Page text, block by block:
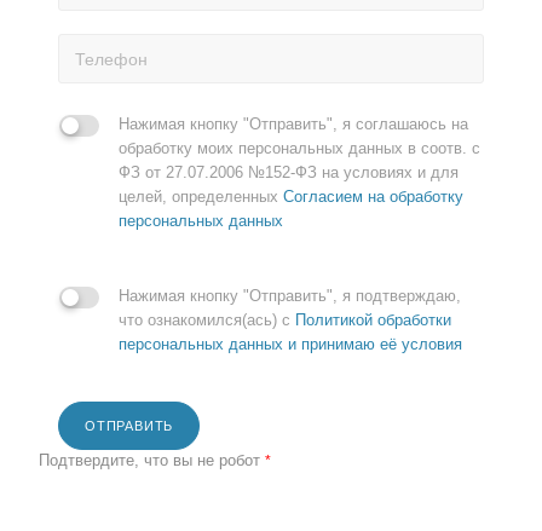
Нажимая кнопку "Отправить", я соглашаюсь на
обработку моих персональных данных в соотв. с
ФЗ от 27.07.2006 №152-ФЗ на условиях и для
целей, определенных Согласием на обработку
персональных данных
Нажимая кнопку "Отправить", я подтверждаю,
что ознакомился(ась) с Политикой обработки
персональных данных и принимаю её условия
ОТПРАВИТЬ
Подтвердите, что вы не робот *